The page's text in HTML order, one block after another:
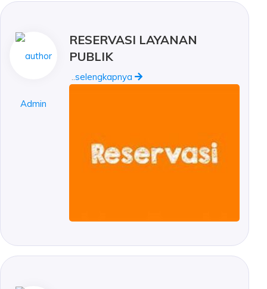
Admin
RESERVASI LAYANAN
PUBLIK
..selengkapnya